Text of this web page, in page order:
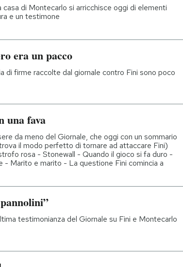
casa di Montecarlo si arricchisce oggi di elementi
e un testimone
era un pacco
di firme raccolte dal giornale contro Fini sono poco
una fava
da meno del Giornale, che oggi con un sommario
il modo perfetto di tornare ad attaccare Fini)
rosa - Stonewall - Quando il gioco si fa duro -
- Marito e marito - La questione Fini comincia a
testimonianza del Giornale su Fini e Montecarlo